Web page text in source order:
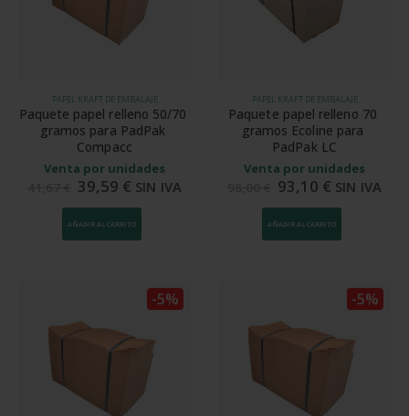
PAPEL KRAFT DE EMBALAJE
Paquete papel relleno 50/70
gramos para PadPak
Compacc
Venta por unidades
39,59 € SIN IVA
AÑADIR AL CARRITO
PAPEL KRAFT DE EMBALAJE
Paquete papel relleno 70
gramos Ecoline para
PadPak LC
Venta por unidades
93,10 € SIN IVA
AÑADIR AL CARRITO
-5% -5%